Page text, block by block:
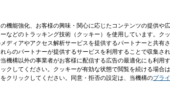
機能強化、お客様の興味・関心に応じたコンテンツの提供
などのトラッキング技術（クッキー）を使用しています。
ディアやアクセス解析サービスを提供するパートナーと共有
らのパートナーが提供するサービスを利用することで収集
機構以外の事業者がお客様に配信する広告の最適化にも利
クしてください。クッキーが有効な状態で閲覧を続ける場
クリックしてください。同意・拒否の設定は、当機構のプラ